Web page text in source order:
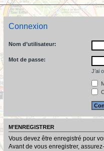
Connexion
Nom d’utilisateur:
Mot de passe:
J’ai
M’ENREGISTRER
Vous devez être enregistré pour
Avant de vous enregistrer,